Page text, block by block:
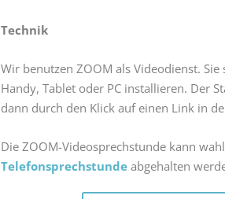
Technik
Wir benutzen ZOOM als Videodienst.
Handy, Tablet oder PC installieren. Der
dann durch den Klick auf einen Link in
Die ZOOM-Videosprechstunde kann
Telefonsprechstundeabgehalten